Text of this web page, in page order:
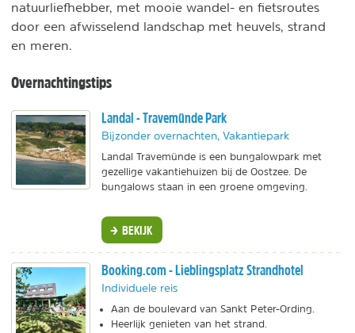
natuurliefhebber, met mooie wandel- en fietsroutes
door een afwisselend landschap met heuvels, strand
en meren.
Overnachtingstips
Landal - Travemünde Park
Bijzonder overnachten, Vakantiepark
Landal Travemünde is een bungalowpark met
gezellige vakantiehuizen bij de Oostzee. De
bungalows staan in een groene omgeving.
BEKIJK
Booking.com - Lieblingsplatz Strandhotel
Individuele reis
Aan de boulevard van Sankt Peter-Ording.
Heerlijk genieten van het strand.